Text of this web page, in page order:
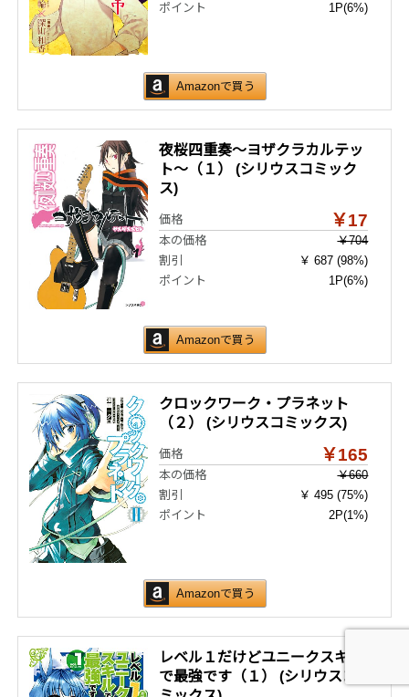
ポイント
1P(6%)
Amazonで買う
夜桜四重奏～ヨザクラカルテッ
ト～（１） (シリウスコミック
ス)
価格 ￥17
本の価格
￥704
割引
￥ 687 (98%)
ポイント
1P(6%)
Amazonで買う
クロックワーク・プラネット
（２） (シリウスコミックス)
価格 ￥165
本の価格
￥660
割引
￥ 495 (75%)
ポイント
2P(1%)
Amazonで買う
レベル１だけどユニークスキル
で最強です（１） (シリウスコ